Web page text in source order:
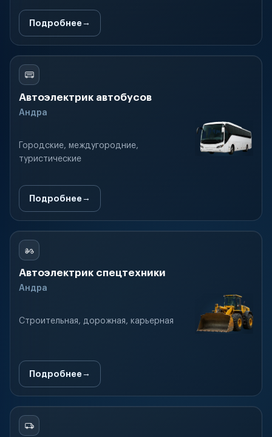
Подробнее
Автоэлектрик автобусов
Андра
Городские, междугородние,
туристические
Подробнее
Автоэлектрик спецтехники
Андра
Строительная, дорожная, карьерная
Подробнее